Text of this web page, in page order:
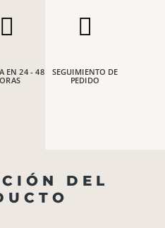

EN 24 - 48

SEGUIMIENTO DE
PEDIDO
DEL